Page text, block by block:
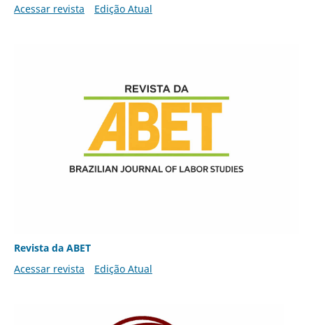
Acessar revista Edição Atual
Revista da ABET
Acessar revista
Edição Atual